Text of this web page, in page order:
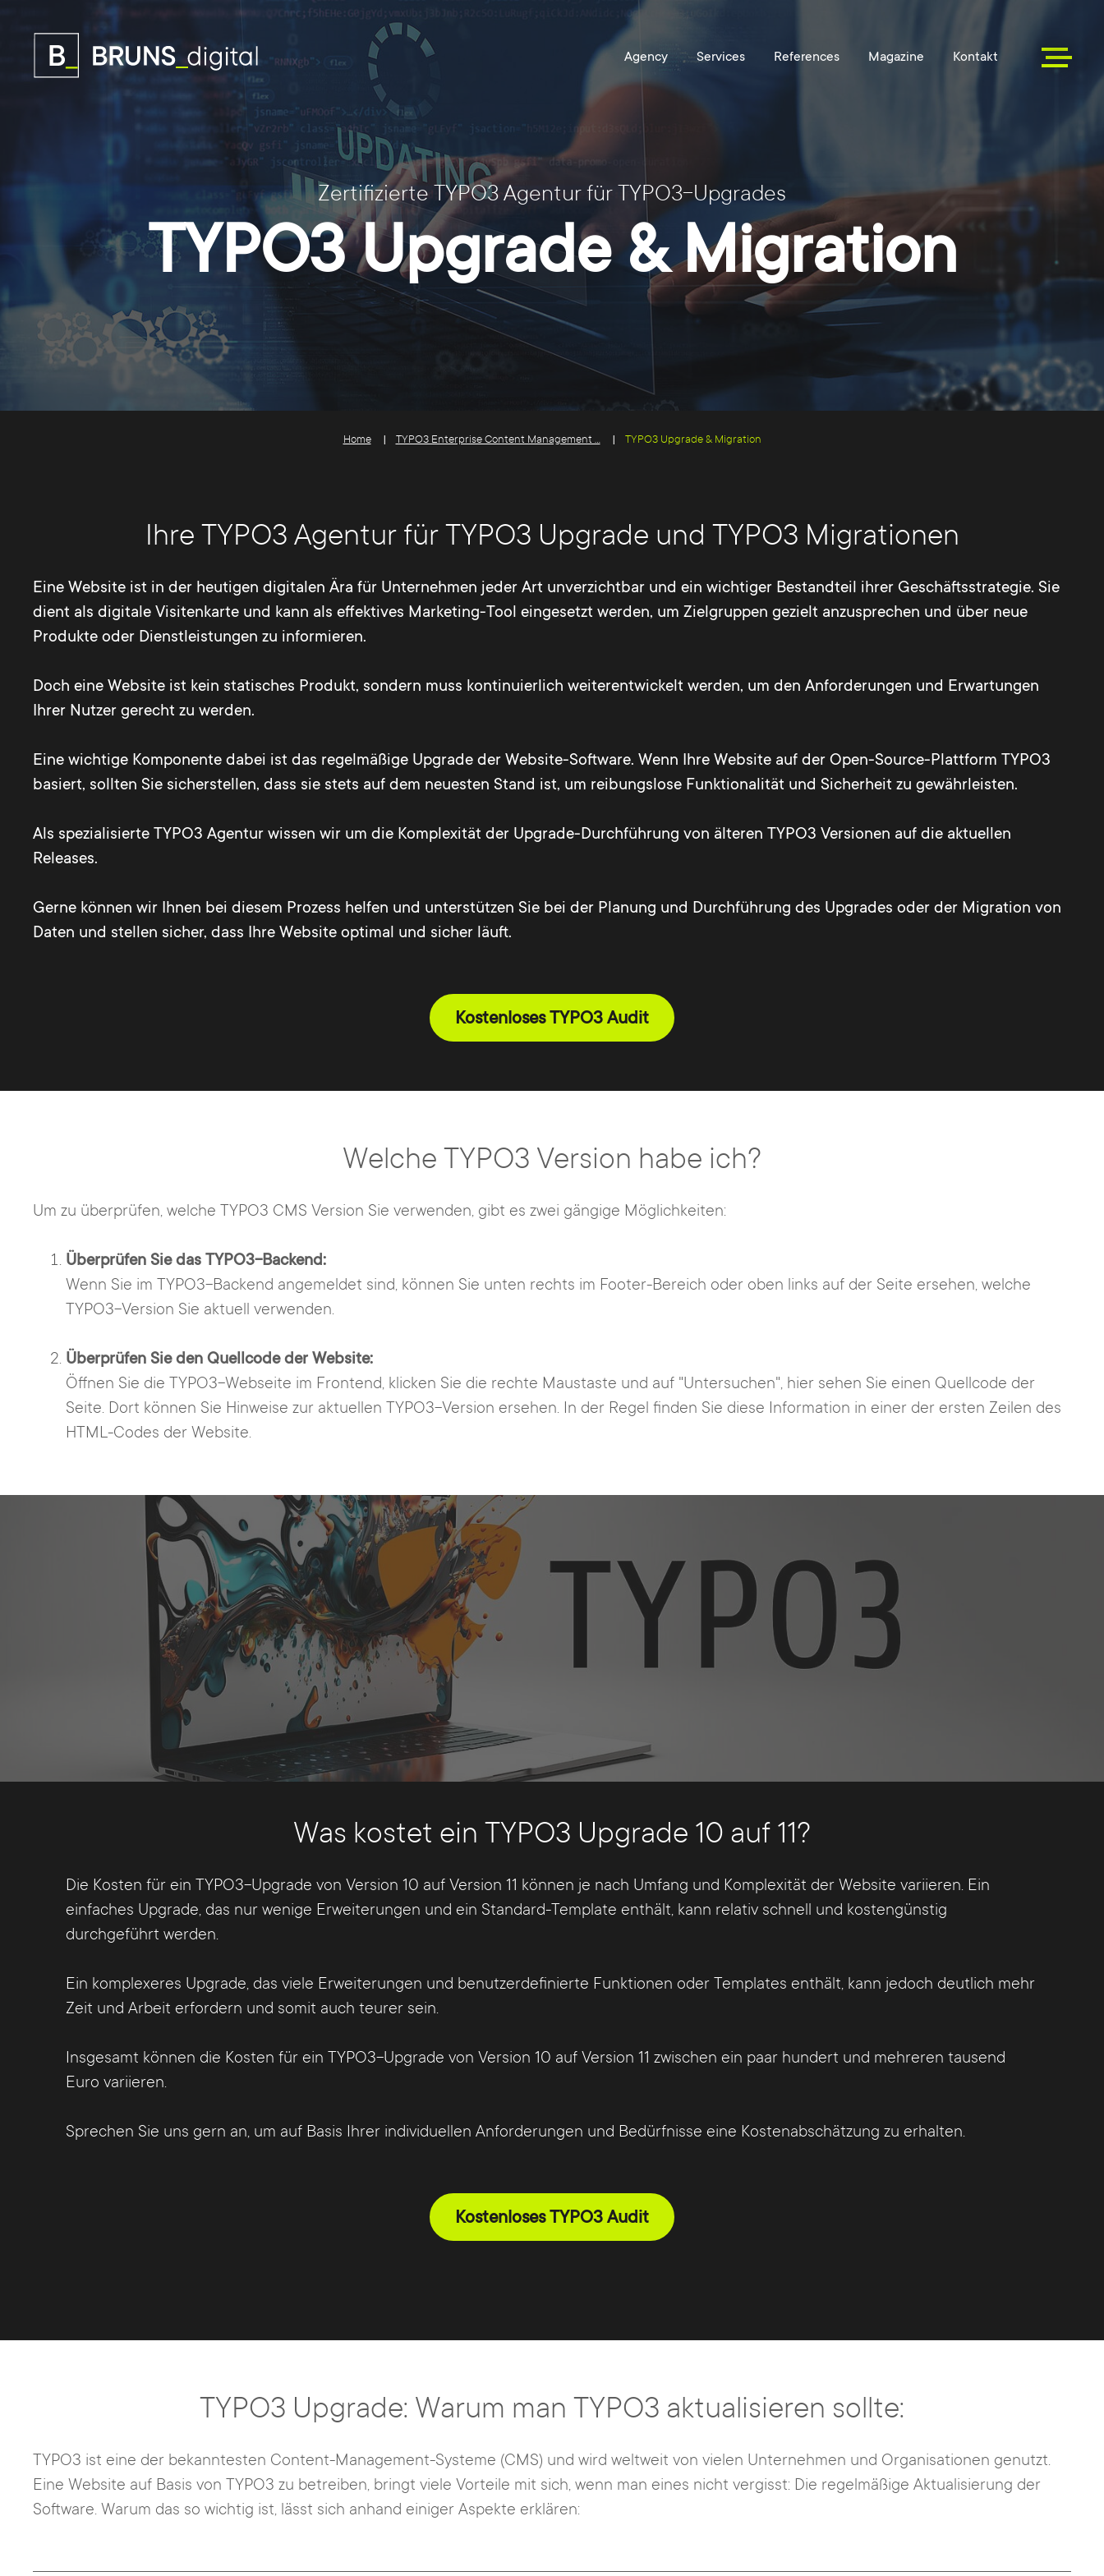
Zertifizierte TYPO3 Agentur für TYPO3-Upgrades
TYPO3 Upgrade & Migration
Home TYPO3 Enterprise Content Management ... TYPO3 Upgrade & Migration
Ihre TYPO3 Agentur für TYPO3 Upgrade und TYPO3 Migrationen
Eine Website ist in der heutigen digitalen Ära für Unternehmen jeder Art unverzichtbar und ein wichtiger Bestandteil ihrer Geschäftsstrategie. Sie
dient als digitale Visitenkarte und kann als effektives Marketing-Tool eingesetzt werden, um Zielgruppen gezielt anzusprechen und über neue
Produkte oder Dienstleistungen zu informieren.
Doch eine Website ist kein statisches Produkt, sondern muss kontinuierlich weiterentwickelt werden, um den Anforderungen und Erwartungen
Ihrer Nutzer gerecht zu werden.
Eine wichtige Komponente dabei ist das regelmäßige Upgrade der Website-Software. Wenn Ihre Website auf der Open-Source-Plattform TYPO3
basiert, sollten Sie sicherstellen, dass sie stets auf dem neuesten Stand ist, um reibungslose Funktionalität und Sicherheit zu gewährleisten.
Als spezialisierte TYPO3 Agentur wissen wir um die Komplexität der Upgrade-Durchführung von älteren TYPO3 Versionen auf die aktuellen
Releases.
Gerne können wir Ihnen bei diesem Prozess helfen und unterstützen Sie bei der Planung und Durchführung des Upgrades oder der Migration von
Daten und stellen sicher, dass Ihre Website optimal und sicher läuft.
Kostenloses TYPO3 Audit
Welche TYPO3 Version habe ich?
Um zu überprüfen, welche TYPO3 CMS Version Sie verwenden, gibt es zwei gängige Möglichkeiten:
Überprüfen Sie das TYPO3-Backend:
Wenn Sie im TYPO3-Backend angemeldet sind, können Sie unten rechts im Footer-Bereich oder oben links auf der Seite ersehen, welche
TYPO3-Version Sie aktuell verwenden.
Überprüfen Sie den Quellcode der Website:
Öffnen Sie die TYPO3-Webseite im Frontend, klicken Sie die rechte Maustaste und auf "Untersuchen", hier sehen Sie einen Quellcode der
Seite. Dort können Sie Hinweise zur aktuellen TYPO3-Version ersehen. In der Regel finden Sie diese Information in einer der ersten Zeilen des
HTML-Codes der Website.
Was kostet ein TYPO3 Upgrade 10 auf 11?
Die Kosten für ein TYPO3-Upgrade von Version 10 auf Version 11 können je nach Umfang und Komplexität der Website variieren. Ein
einfaches Upgrade, das nur wenige Erweiterungen und ein Standard-Template enthält, kann relativ schnell und kostengünstig
durchgeführt werden.
Ein komplexeres Upgrade, das viele Erweiterungen und benutzerdefinierte Funktionen oder Templates enthält, kann jedoch deutlich mehr
Zeit und Arbeit erfordern und somit auch teurer sein.
Insgesamt können die Kosten für ein TYPO3-Upgrade von Version 10 auf Version 11 zwischen ein paar hundert und mehreren tausend
Euro variieren.
Sprechen Sie uns gern an, um auf Basis Ihrer individuellen Anforderungen und Bedürfnisse eine Kostenabschätzung zu erhalten.
Kostenloses TYPO3 Audit
TYPO3 Upgrade: Warum man TYPO3 aktualisieren sollte:
TYPO3 ist eine der bekanntesten Content-Management-Systeme (CMS) und wird weltweit von vielen Unternehmen und Organisationen genutzt.
Eine Website auf Basis von TYPO3 zu betreiben, bringt viele Vorteile mit sich, wenn man eines nicht vergisst: Die regelmäßige Aktualisierung der
Software. Warum das so wichtig ist, lässt sich anhand einiger Aspekte erklären: